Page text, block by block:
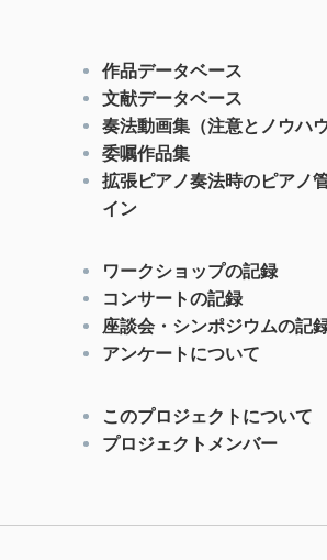
作品データベース
文献データベース
奏法動画集（注意とノウハウ
委嘱作品集
拡張ピアノ奏法時のピアノ
イン
ワークショップの記録
コンサートの記録
座談会・シンポジウムの記
アンケートについて
このプロジェクトについて
プロジェクトメンバー